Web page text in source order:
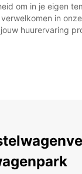
om in je eigen
in
huurervaring